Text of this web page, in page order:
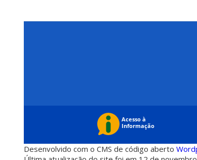
Desenvolvido com o CMS de código aberto